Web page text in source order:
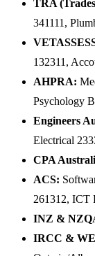
TRA
341111,
132311,
AHPRA:
Psychology
Engineers
Electrical
CPA
ACS:
261312, ICT
INZ &
IRCC &